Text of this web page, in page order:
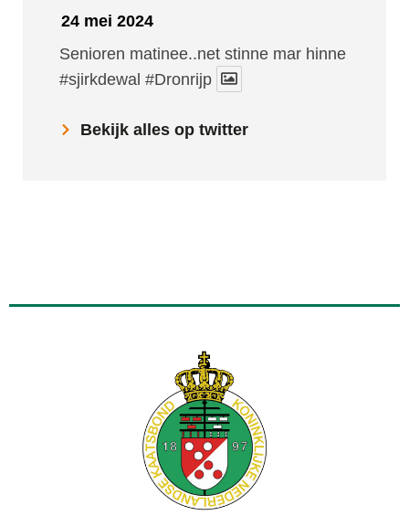
24 mei 2024
Senioren matinee..net stinne mar hinne
#sjirkdewal #Dronrijp
Bekijk alles op twitter